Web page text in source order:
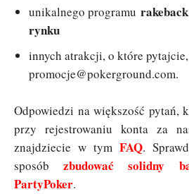
unikalnego programu
rynku
innych atrakcji, o które
promocje@pokerground.com.
Odpowiedzi na większość pytań,
przy rejestrowaniu konta za
znajdziecie w tym FAQ.
sposób
zbudować solidny
PartyPoker.